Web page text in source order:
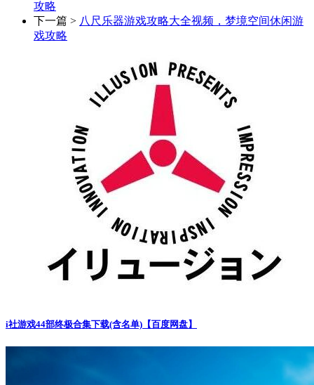
攻略
下一篇 > 八尺乐器游戏攻略大全视频，梦境空间休闲游
戏攻略
i社游戏44部终极合集下载(含名单)【百度网盘】